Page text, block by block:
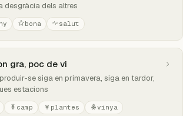
desgràcia dels altres
bona salut
gra, poc de vi
se siga en primavera, siga en tardor,
estacions
camp plantes vinya